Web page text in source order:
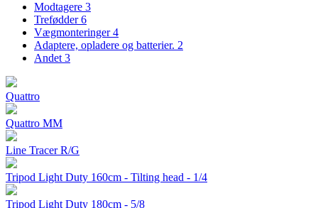
Modtagere 3
Trefødder6
Vægmonteringer4
Adaptere, opladere og batterier. 2
Andet 3
Quattro
Quattro MM
Line Tracer R/G
Tripod Light Duty 160cm - Tilting head - 1/4
Tripod Light Duty 180cm - 5/8